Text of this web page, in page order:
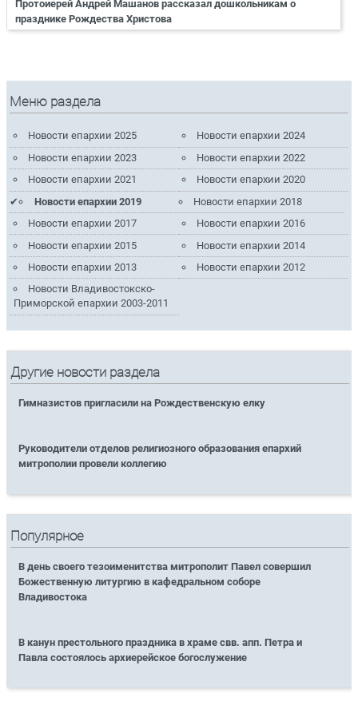
Протоиерей Андрей Машанов рассказал дошкольникам о
празднике Рождества Христова
Меню раздела
Новости епархии 2025
Новости епархии 2024
Новости епархии 2023
Новости епархии 2022
Новости епархии 2021
Новости епархии 2020
Новости епархии 2019
Новости епархии 2018
Новости епархии 2017
Новости епархии 2016
Новости епархии 2015
Новости епархии 2014
Новости епархии 2013
Новости епархии 2012
Новости Владивостокско-
Приморской епархии 2003-2011
Другие новости раздела
Гимназистов пригласили на Рождественскую елку
Руководители отделов религиозного образования епархий
митрополии провели коллегию
Популярное
В день своего тезоименитства митрополит Павел совершил
Божественную литургию в кафедральном соборе
Владивостока
В канун престольного праздника в храме свв. апп. Петра и
Павла состоялось архиерейское богослужение